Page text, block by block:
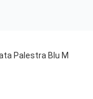
Palestra Blu M